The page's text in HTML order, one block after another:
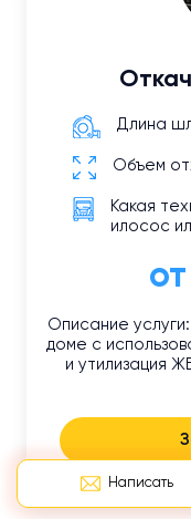
Написать
Длина
Объем
Какая
илосос
Описание
доме с
и утилизация